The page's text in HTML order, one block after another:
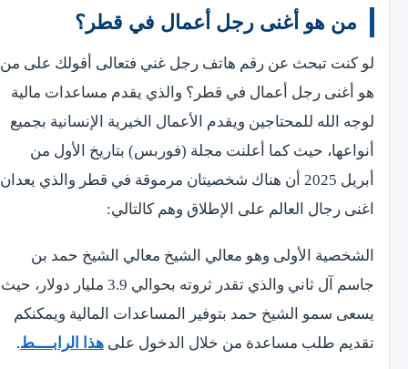
من هو أغنى رجل أعمال في قطر؟
لو كنت تبحث عن رقم هاتف رجل غني فتعالى أقولك على من
هو أغنى رجل أعمال في قطر؟ والذي يقدم مساعدات مالية
لوجه الله للمحتاجين ويقدم الأعمال الخيرية الإنسانية بجميع
أنواعها، حيث كما أعلنت مجلة (فوربس) بتاريخ الأول من
أبريل 2025 أن هناك شخصيتان مرموقة في قطر والذي يعدان
اغنى رجال العالم على الإطلاق وهم كالتالي:
الشخصية الأولى وهو معالي الشيخ معالي الشيخ حمد بن
جاسم آل ثاني والذي تقدر ثروته بحوالي 3.9 مليار دولار، حيث
يسعى سمو الشيخ حمد بتوفير المساعدات المالية ويمكنكم
تقديم طلب مساعدة من خلال الدخول على هذا الرابــــط.